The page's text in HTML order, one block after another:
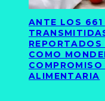
ANTE LOS 661
COMO
ALIMENTARIA